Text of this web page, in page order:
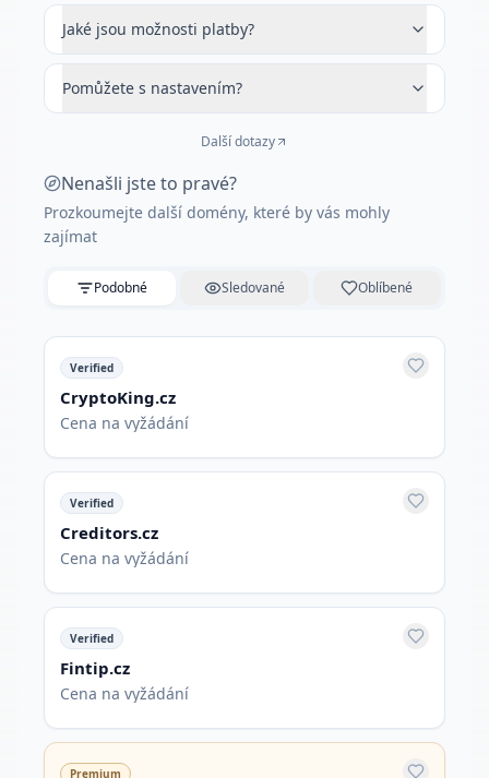
Jaké jsou možnosti platby?
Pomůžete s nastavením?
Další dotazy
Nenašli jste to pravé?
Prozkoumejte další domény, které by vás mohly
zajímat
Podobné Sledované Oblíbené
Verified
CryptoKing.cz
Cena na vyžádání
Verified
Creditors.cz
Cena na vyžádání
Verified
Fintip.cz
Cena na vyžádání
Premium